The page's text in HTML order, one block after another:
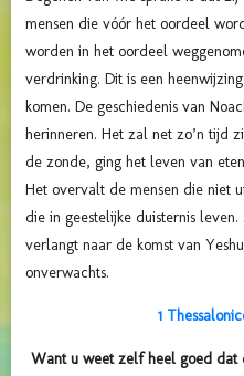
mensen die vóór het oordeel
worden in het oordeel
verdrinking. Dit is een
komen. De geschiedenis van
herinneren. Het zal net zo’n tijd
de zonde, ging het leven van
Het overvalt de mensen die niet
die in geestelijke duisternis
verlangt naar de komst van
onverwachts.
1
Want u weet zelf heel goed dat